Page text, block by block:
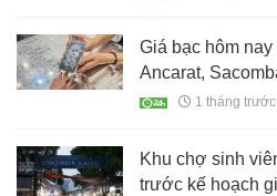
Giá bạc hôm
Ancarat,
nhiêu? 1 tháng trước
Khu chợ sinh
trước kế hoạch